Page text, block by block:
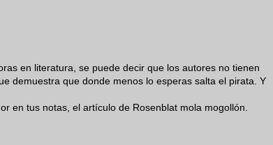
en literatura, se puede decir que los autores no tienen
demuestra que donde menos lo esperas salta el pirata. Y
en tus notas, el artículo de Rosenblat mola mogollón.